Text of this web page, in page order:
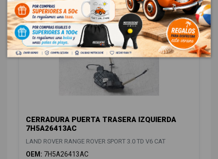
58,08 € Con IVA
CERRADURA PUERTA TRASERA IZQUIERDA
7H5A26413AC
LAND ROVER RANGE ROVER SPORT 3.0 TD V6 CAT
OEM: 7H5A26413AC